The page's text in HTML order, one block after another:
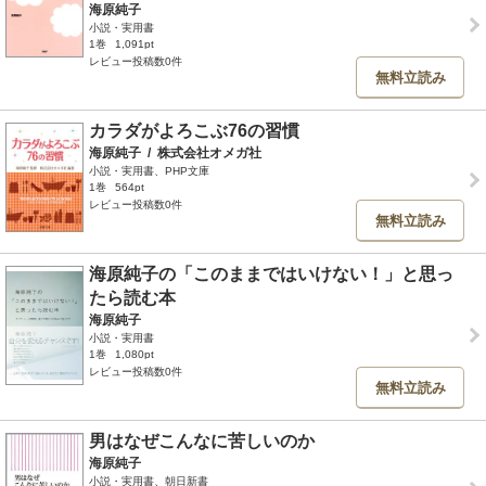
海原純子
小説・実用書
1巻
1,091pt
レビュー投稿数0件
無料立読み
カラダがよろこぶ76の習慣
海原純子 / 株式会社オメガ社
小説・実用書、PHP文庫
1巻
564pt
レビュー投稿数0件
無料立読み
海原純子の「このままではいけない！」と思っ
たら読む本
海原純子
小説・実用書
1巻
1,080pt
レビュー投稿数0件
無料立読み
男はなぜこんなに苦しいのか
海原純子
小説・実用書、朝日新書